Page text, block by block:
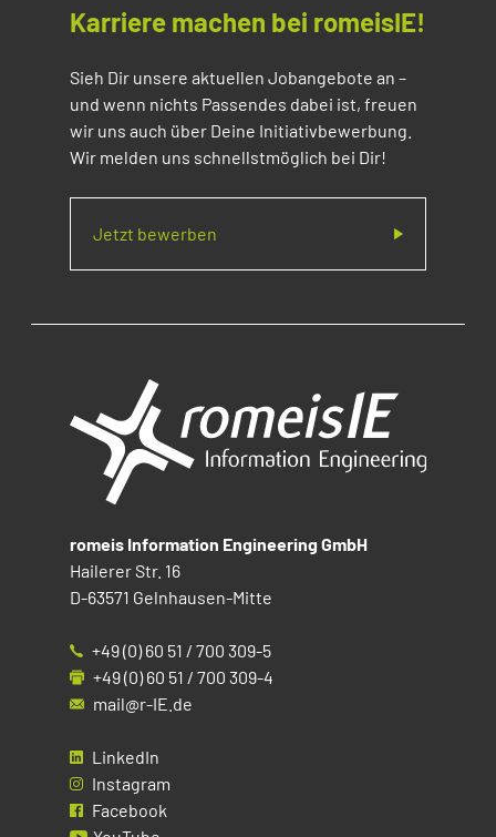
Karriere machen bei romeisIE!
Sieh Dir unsere aktuellen Jobangebote an –
und wenn nichts Passendes dabei ist, freuen
wir uns auch über Deine Initiativbewerbung.
Wir melden uns schnellstmöglich bei Dir!
Jetzt bewerben
romeis Information Engineering GmbH
Hailerer Str. 16
D-63571 Gelnhausen-Mitte
+49 (0) 60 51 / 700 309-5
+49 (0) 60 51 / 700 309-4
mail@r-IE.de
LinkedIn
Instagram
Facebook